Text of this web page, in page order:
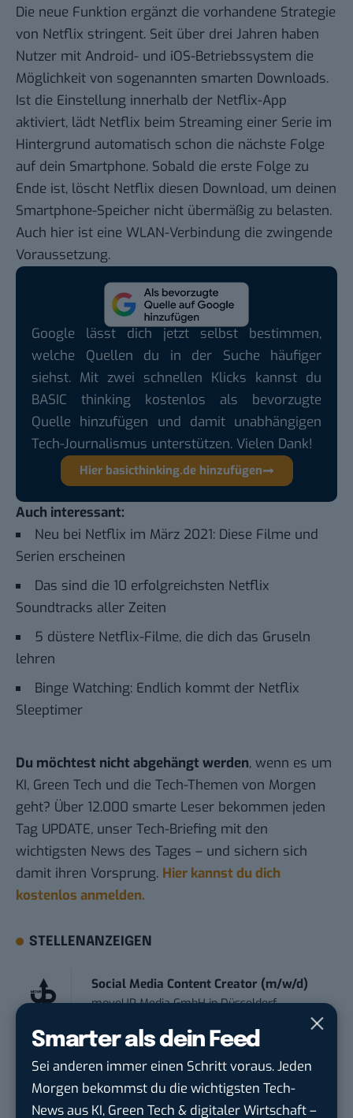
Smarter als dein Feed
Sei anderen immer einen Schritt voraus. Jeden
Morgen bekommst du die wichtigsten Tech-
News aus KI, Green Tech & digitaler Wirtschaft –
Die neue Funktion ergänzt die vorhandene Strategie
von Netflix stringent. Seit über drei Jahren haben
Nutzer mit Android- und iOS-Betriebssystem die
Möglichkeit von sogenannten smarten Downloads.
Ist die Einstellung innerhalb der Netflix-App
aktiviert, lädt Netflix beim Streaming einer Serie im
Hintergrund automatisch schon die nächste Folge
auf dein Smartphone. Sobald die erste Folge zu
Ende ist, löscht Netflix diesen Download, um deinen
Smartphone-Speicher nicht übermäßig zu belasten.
Auch hier ist eine WLAN-Verbindung die zwingende
Voraussetzung.
Google lässt dich jetzt selbst bestimmen,
welche Quellen du in der Suche häufiger
siehst. Mit zwei schnellen Klicks kannst du
BASIC thinking kostenlos als bevorzugte
Quelle hinzufügen und damit unabhängigen
Tech-Journalismus unterstützen. Vielen Dank!
Hier basicthinking.de hinzufügen
Auch interessant:
Neu bei Netflix im März 2021: Diese Filme und
Serien erscheinen
Das sind die 10 erfolgreichsten Netflix
Soundtracks aller Zeiten
5 düstere Netflix-Filme, die dich das Gruseln
lehren
Binge Watching: Endlich kommt der Netflix
Sleeptimer
Du möchtest nicht abgehängt werden, wenn es um
KI, Green Tech und die Tech-Themen von Morgen
geht? Über 12.000 smarte Leser bekommen jeden
Tag UPDATE, unser Tech-Briefing mit den
wichtigsten News des Tages – und sichern sich
damit ihren Vorsprung. Hier kannst du dich
kostenlos anmelden.
STELLENANZEIGEN
Social Media Content Creator (m/w/d)
moveUP Media GmbHinDüsseldorf
Anforderungs- und Projektmanager
touristische...
trendtours Holding GmbHinEschborn